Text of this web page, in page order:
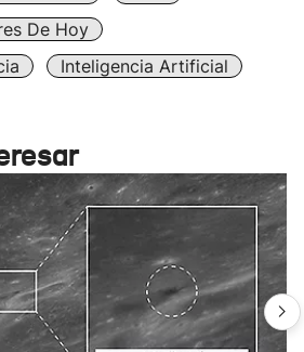
De Hoy
Inteligencia Artificial